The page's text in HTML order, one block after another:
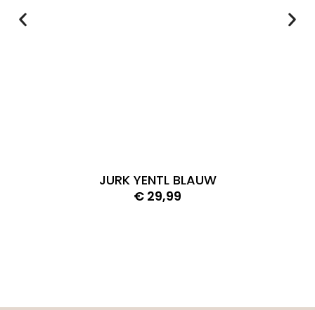
JURK YENTL BLAUW
€ 29,99